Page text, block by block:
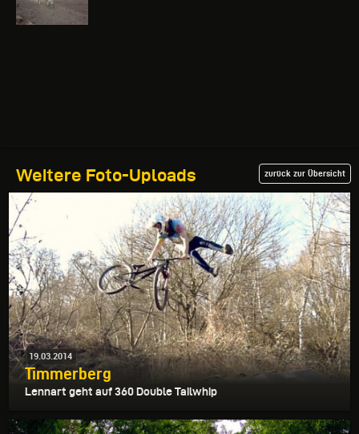
Weitere Foto-Uploads zurück zur Übersicht
19.03.2014
Timmerberg
Lennart geht auf 360 Double Tailwhip